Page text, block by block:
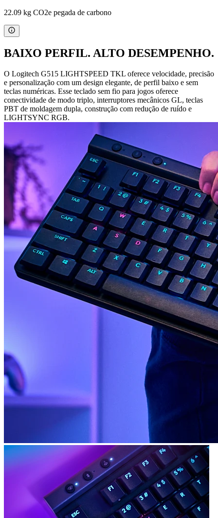
22.09 kg CO2e pegada de carbono
BAIXO PERFIL. ALTO DESEMPENHO.
O Logitech G515 LIGHTSPEED TKL oferece velocidade, precisão
e personalização com um design elegante, de perfil baixo e sem
teclas numéricas. Esse teclado sem fio para jogos oferece
conectividade de modo triplo, interruptores mecânicos GL, teclas
PBT de moldagem dupla, construção com redução de ruído e
LIGHTSYNC RGB.